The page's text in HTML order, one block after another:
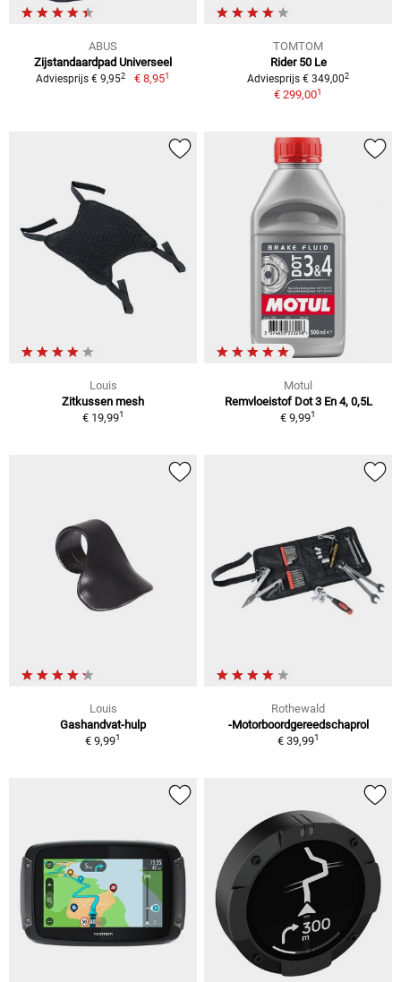
ABUS
Zijstandaardpad Universeel
Adviesprijs € 9,952 € 8,951
TOMTOM
Rider 50 Le
Adviesprijs € 349,002
€ 299,001
Louis
Zitkussen mesh
€ 19,991
Motul
Remvloeistof Dot 3 En 4, 0,5L
€ 9,991
Louis
Gashandvat-hulp
€ 9,991
Rothewald
-Motorboordgereedschaprol
€ 39,991